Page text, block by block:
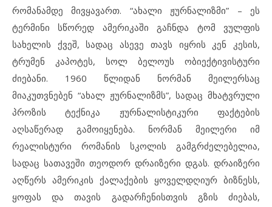
რომანამდე მივყავართ. “ახალი ჟურნალიზმი” – ეს
ტერმინი სწორედ ამერიკაში გაჩნდა ტომ ვულფის
სახელის ქვეშ, სადაც ასევე თავს იყრის კენ კესის,
ტრუმენ კაპოტეს, სოლ ბელოუს ობიექტივისტური
ძიებანი. 1960 წლიდან ნორმან მეილერსაც
მიაკუთვნებენ “ახალ ჟურნალიზმს”, სადაც მხატვრული
პროზის ტექნიკა ჟურნალისტიკური ფაქტების
აღსაწერად გამოიყენება. ნორმან მეილერი იმ
რეალისტური რომანის სკოლის გამგრძელებელია,
სადაც სათავეში თეოდორ დრაიზერი დგას. დრაიზერი
აღწერს ამერიკის ქალაქების ყოველდღიურ ბიზნესს,
ყოფას და თავის გადარჩენისთვის გზის ძიებას,